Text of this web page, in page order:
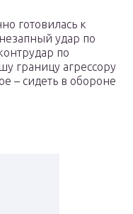
готовилась к
удар по
по
границу агрессору
– сидеть в обороне